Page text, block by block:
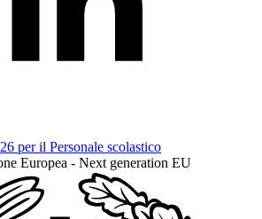
per il Personale scolastico